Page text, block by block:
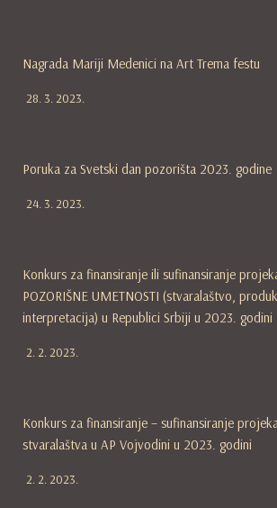
Nagrada Mariji Medenici na Art Trema festu
28. 3. 2023.
Poruka za Svetski dan pozorišta 2023. godine
24. 3. 2023.
Konkurs za finansiranje ili sufinansiranje
POZORIŠNE UMETNOSTI (stvaralaštvo,
interpretacija) u Republici Srbiji u 2023. godini
2. 2. 2023.
Konkurs za finansiranje – sufinansiranje
stvaralaštva u AP Vojvodini u 2023. godini
2. 2. 2023.